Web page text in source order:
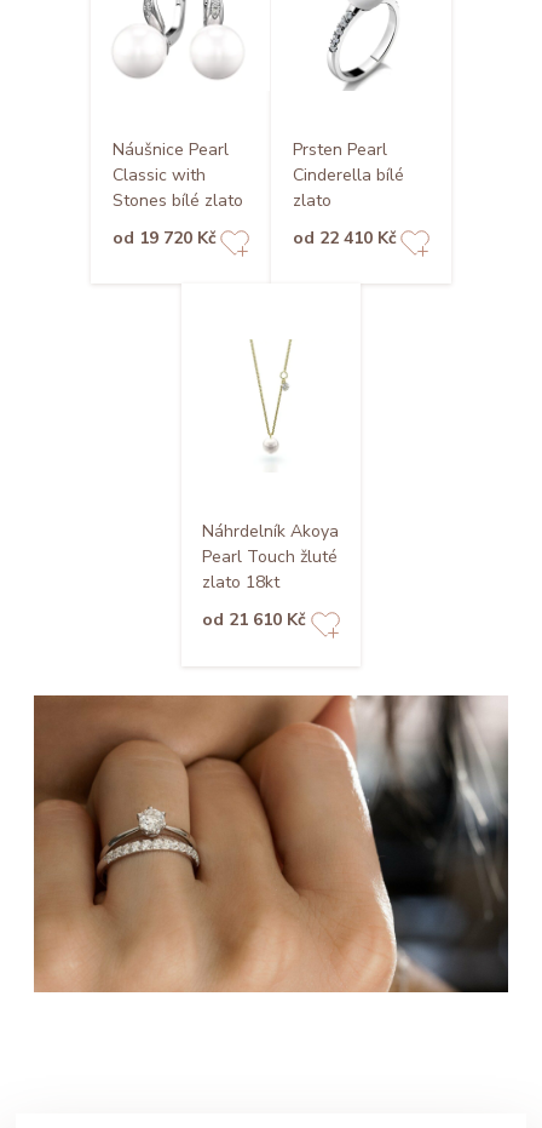
Náušnice Pearl
Classic with
Stones bílé zlato
od 19 720 Kč
Prsten Pearl
Cinderella bílé
zlato
od 22 410 Kč
Náhrdelník Akoya
Pearl Touch žluté
zlato 18kt
od 21 610 Kč